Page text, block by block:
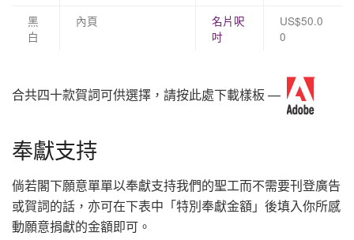
黑
白
內頁
名片呎
吋
US$50.0
0
合共四十款賀詞可供選擇，請按此處下載樣板 —
奉獻支持
倘若閣下願意單單以奉獻支持我們的聖工而不需要刊登廣告
或賀詞的話，亦可在下表中「特別奉獻金額」後填入你所感
動願意捐獻的金額即可。